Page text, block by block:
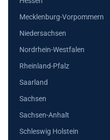
Mecklenburg-Vorpommern
Niedersachsen
Nordrhein-Westfalen
Rheinland-Pfalz
Saarland
Sachsen
Sachsen-Anhalt
Schleswig Holstein